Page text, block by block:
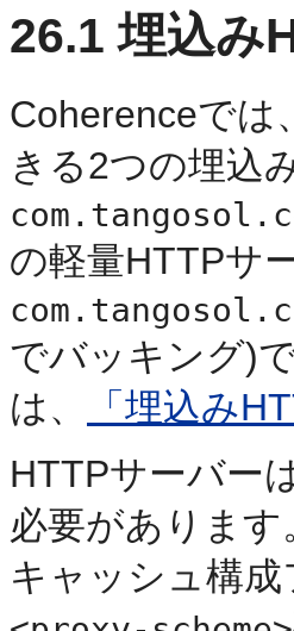
26.1 埋込み
Coherenceでは
きる2つの埋込
の軽量HTTPサ
でバッキング)
は、
「埋込み
HTTPサーバー
必要がありま
キャッシュ構